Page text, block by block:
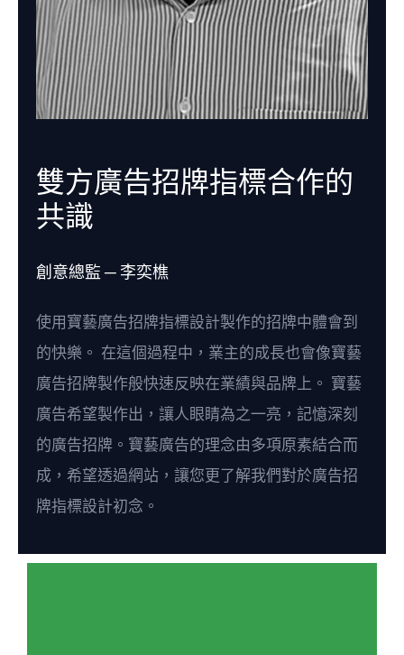
雙方廣告招牌指標合作的
共識
創意總監 ─ 李奕樵
使用寶藝廣告招牌指標設計製作的招牌中體會到
的快樂。 在這個過程中，業主的成長也會像寶藝
廣告招牌製作般快速反映在業績與品牌上。 寶藝
廣告希望製作出，讓人眼睛為之一亮，記憶深刻
的廣告招牌。寶藝廣告的理念由多項原素結合而
成，希望透過網站，讓您更了解我們對於廣告招
牌指標設計初念。